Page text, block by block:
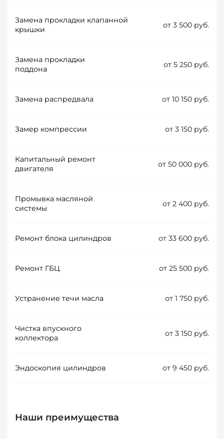
Замена прокладки клапанной
крышки
от 3 500 руб.
Замена прокладки
поддона
от 5 250 руб.
Замена распредвала от 10 150 руб.
Замер компрессии от 3 150 руб.
Капитальный ремонт
двигателя
от 50 000 руб.
Промывка масляной
системы
от 2 400 руб.
Ремонт блока цилиндров от 33 600 руб.
Ремонт ГБЦ от 25 500 руб.
Устранение течи масла от 1 750 руб.
Чистка впускного
коллектора
от 3 150 руб.
Эндоскопия цилиндров от 9 450 руб.
Наши преимущества